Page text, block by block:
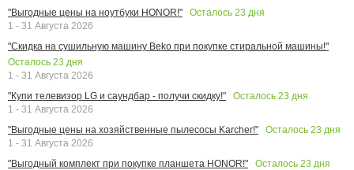
"Выгодные цены на ноутбуки HONOR!"
Осталось 23 дня
1 - 31 Августа 2026
"Скидка на сушильную машину Beko при покупке стиральной машины!"
Осталось 23 дня
1 - 31 Августа 2026
"Купи телевизор LG и саундбар - получи скидку!"
Осталось 23 дня
1 - 31 Августа 2026
"Выгодные цены на хозяйственные пылесосы Karcher!"
Осталось 23 дня
1 - 31 Августа 2026
"Выгодный комплект при покупке планшета HONOR!"
Осталось 23 дня